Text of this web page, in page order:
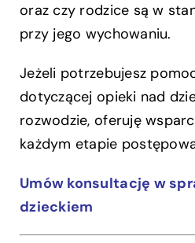
oraz czy rodzice są w
przy jego wychowaniu.
Jeżeli potrzebujesz
dotyczącej opieki nad
rozwodzie, oferuję
każdym etapie
Umów konsultację w
dzieckiem